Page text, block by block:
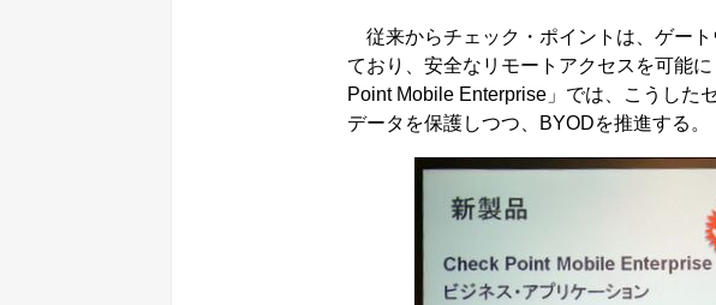
従来からチェック・ポイントは、ゲー
ており、安全なリモートアクセスを可能
Point Mobile Enterprise」では、こうした
データを保護しつつ、BYODを推進する。